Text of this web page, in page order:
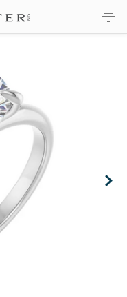
×
×